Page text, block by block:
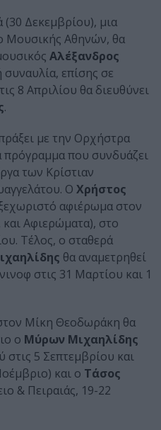
Δεκεμβρίου), μια
Μουσικής Αθηνών, θα
Αλέξανδρος
επίσης σε
8 Απριλίου θα διευθύνει
.
με την Ορχήστρα
πρόγραμμα που συνδυάζει
των Κρίστιαν
Ο Χρήστος
αφιέρωμα στον
και Αφιερώματα), στο
Τέλος, ο σταθερά
θα αναμετρηθεί
στις 31 Μαρτίου και 1
Μίκη Θεοδωράκη θα
ο Μύρων Μιχαηλίδης
5 Σεπτεμβρίου και
και ο Τάσος
& Πειραιάς, 19-22